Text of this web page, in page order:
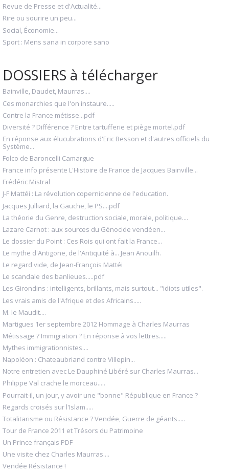
Revue de Presse et d'Actualité...
Rire ou sourire un peu...
Social, Économie...
Sport : Mens sana in corpore sano
DOSSIERS à télécharger
Bainville, Daudet, Maurras....
Ces monarchies que l'on instaure.....
Contre la France métisse...pdf
Diversité ? Différence ? Entre tartufferie et piège mortel.pdf
En réponse aux élucubrations d'Eric Besson et d'autres officiels du
Système...
Folco de Baroncelli Camargue
France info présente L'Histoire de France de Jacques Bainville...
Frédéric Mistral
J-F Mattéi : La révolution copernicienne de l'education.
Jacques Julliard, la Gauche, le PS....pdf
La théorie du Genre, destruction sociale, morale, politique....
Lazare Carnot : aux sources du Génocide vendéen...
Le dossier du Point : Ces Rois qui ont fait la France...
Le mythe d'Antigone, de l'Antiquité à... Jean Anouilh.
Le regard vide, de Jean-François Mattéi
Le scandale des banlieues.....pdf
Les Girondins : intelligents, brillants, mais surtout... "idiots utiles".
Les vrais amis de l'Afrique et des Africains.....
M. le Maudit....
Martigues 1er septembre 2012 Hommage à Charles Maurras
Métissage ? Immigration ? En réponse à vos lettres.....
Mythes immigrationnistes....
Napoléon : Chateaubriand contre Villepin...
Notre entretien avec Le Dauphiné Libéré sur Charles Maurras...
Philippe Val crache le morceau.....
Pourrait-il, un jour, y avoir une "bonne" République en France ?
Regards croisés sur l'Islam.....
Totalitarisme ou Résistance ? Vendée, Guerre de géants.....
Tour de France 2011 et Trésors du Patrimoine
Un Prince français PDF
Une visite chez Charles Maurras....
Vendée Résistance !